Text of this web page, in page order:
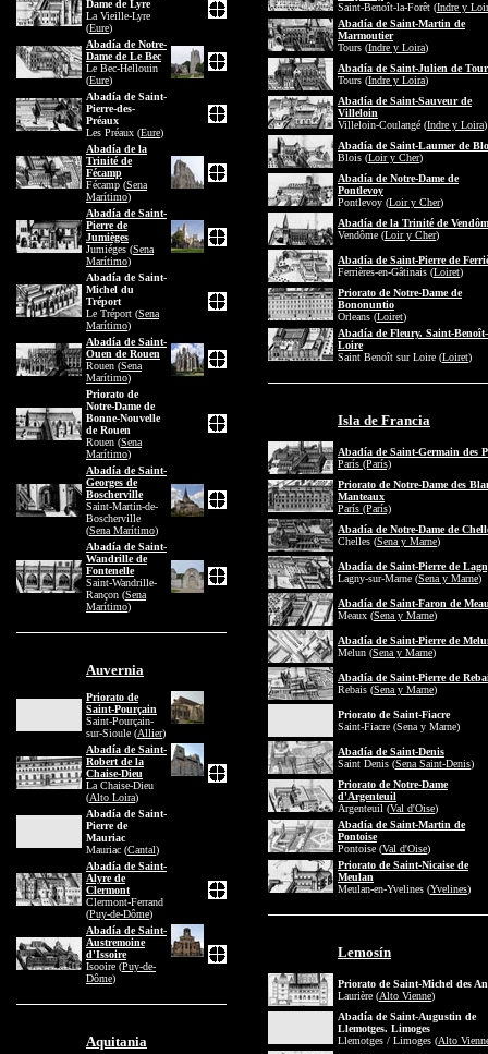
Dame de Lyre
La Vieille-Lyre
(Eure)
Abadía de Notre-
Dame de Le Bec
Le Bec-Hellouin
(Eure)
Abadía de Saint-
Pierre-des-
Préaux
Les Préaux (Eure)
Abadía de la
Trinité de
Fécamp
Fécamp (Sena
Marítimo)
Abadía de Saint-
Pierre de
Jumièges
Jumiéges (Sena
Marítimo)
Abadía de Saint-
Michel du
Tréport
Le Tréport (Sena
Marítimo)
Abadía de Saint-
Ouen de Rouen
Rouen (Sena
Marítimo)
Priorato de
Notre-Dame de
Bonne-Nouvelle
de Rouen
Rouen (Sena
Marítimo)
Abadía de Saint-
Georges de
Boscherville
Saint-Martin-de-
Boscherville
(Sena Marítimo)
Abadía de Saint-
Wandrille de
Fontenelle
Saint-Wandrille-
Rançon (Sena
Marítimo)
Auvernia
Priorato de
Saint-Pourçain
Saint-Pourçain-
sur-Sioule (Allier)
Abadía de Saint-
Robert de la
Chaise-Dieu
La Chaise-Dieu
(Alto Loira)
Abadía de Saint-
Pierre de
Mauriac
Mauriac (Cantal)
Abadía de Saint-
Alyre de
Clermont
Clermont-Ferrand
(Puy-de-Dôme)
Abadía de Saint-
Austremoine
d'Issoire
Isooire (Puy-de-
Dôme)
Aquitania
Saint-Benoît-la-Forêt (Indre y
Abadía de Saint-Martin de
Marmoutier
Tours (Indre y Loira)
Abadía de Saint-Julien de
Tours (Indre y Loira)
Abadía de Saint-Sauveur de
Villeloin
Villeloin-Coulangé (Indre y Loira)
Abadía de Saint-Laumer de
Blois (Loir y Cher)
Abadía de Notre-Dame de
Pontlevoy
Pontlevoy (Loir y Cher)
Abadía de la Trinité de
Vendôme (Loir y Cher)
Abadía de Saint-Pierre de
Ferrières-en-Gâtinais (Loiret)
Priorato de Notre-Dame de
Bononuntio
Orleans (Loiret)
Abadía de Fleury. Saint-
Loire
Saint Benoît sur Loire (Loiret)
Isla de Francia
Abadía de Saint-Germain des
París (París)
Priorato de Notre-Dame des
Manteaux
París (París)
Abadía de Notre-Dame de
Chelles (Sena y Marne)
Abadía de Saint-Pierre de
Lagny-sur-Marne (Sena y Marne)
Abadía de Saint-Faron de
Meaux (Sena y Marne)
Abadía de Saint-Pierre de
Melun (Sena y Marne)
Abadía de Saint-Pierre de
Rebais (Sena y Marne)
Priorato de Saint-Fiacre
Saint-Fiacre (Sena y Marne)
Abadía de Saint-Denis
Saint Denis (Sena Saint-Denis)
Priorato de Notre-Dame
d'Argenteuil
Argenteuil (Val d'Oise)
Abadía de Saint-Martin de
Pontoise
Pontoise (Val d'Oise)
Priorato de Saint-Nicaise de
Meulan
Meulan-en-Yvelines (Yvelines)
Lemosín
Priorato de Saint-Michel des
Laurière (Alto Vienne)
Abadía de Saint-Augustin de
Llemotges. Limoges
Llemotges / Limoges (Alto